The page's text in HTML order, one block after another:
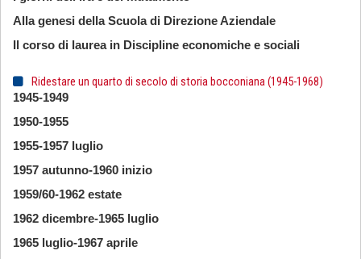
Alla genesi della Scuola di Direzione Aziendale
Il corso di laurea in Discipline economiche e sociali
Ridestare un quarto di secolo di storia bocconiana (1945-1968)
1945-1949
1950-1955
1955-1957 luglio
1957 autunno-1960 inizio
1959/60-1962 estate
1962 dicembre-1965 luglio
1965 luglio-1967 aprile